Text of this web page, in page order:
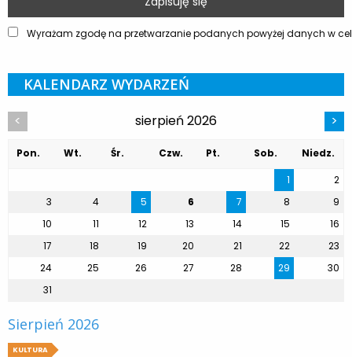
Wyrażam zgodę na przetwarzanie podanych powyżej danych w
KALENDARZ WYDARZEŃ
< sierpień 2026 >
Pon. Wt. Śr. Czw. Pt. Sob.
Niedz.
1
2
3
4 5 6 7 8
9
10
11 12 13 14 15
16
17
18 19 20 21 22
23
24
25 26 27 28 29
30
31
Sierpień 2026
KULTURA